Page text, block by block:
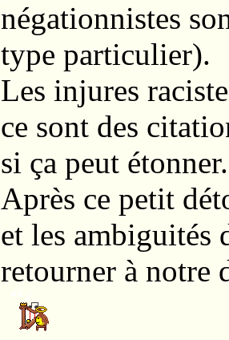
négationnistes
type particulier).
Les injures
ce sont des
si ça peut étonner.
Après ce petit
et les ambiguités
retourner à notre